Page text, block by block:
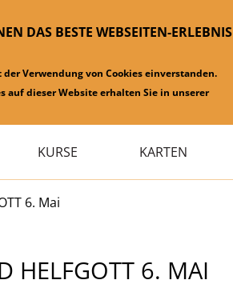
DAS BESTE WEBSEITEN-
Verwendung von Cookies einverstanden.
auf dieser Website erhalten Sie in unserer
KURSE KARTEN
6. Mai
HELFGOTT 6. MAI